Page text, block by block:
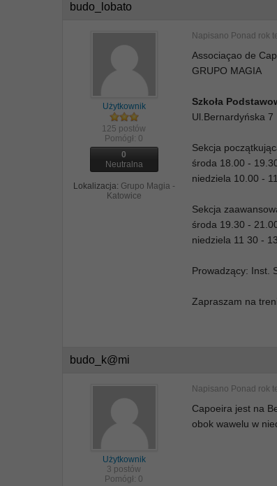
budo_lobato
Użytkownik
125 postów
Pomógł: 0
0
Neutralna
Lokalizacja: Grupo Magia -
Katowice
Napisano Ponad rok
Associaçao de
GRUPO MAGIA
Szkoła
Ul.Bernardyńska 7
Sekcja
środa 18.00 -
niedziela 10.00 -
Sekcja
środa 19.30 -
niedziela 11 30 -
Prowadzący: Inst.
Zapraszam na
budo_k@mi
Użytkownik
3 postów
Pomógł: 0
Napisano Ponad rok
Capoeira jest na
obok wawelu w